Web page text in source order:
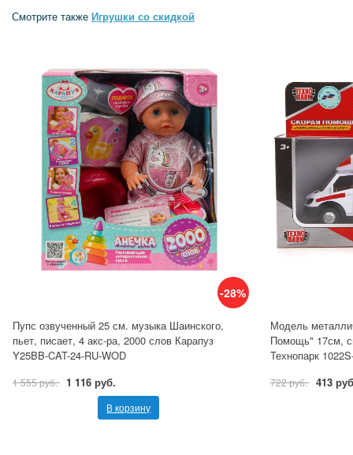
Смотрите также Игрушки со скидкой
-28%
Пупс озвученный 25 см. музыка Шаинского,
пьет, писает, 4 акс-ра, 2000 слов Карапуз
Y25BB-CAT-24-RU-WOD
1 555 руб. 1 116 руб.
В корзину
Модель
Помощь" 17см,
Технопарк
722 руб. 413